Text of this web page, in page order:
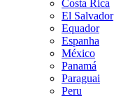
Costa Rica
El Salvador
Equador
Espanha
México
Panamá
Paraguai
Peru